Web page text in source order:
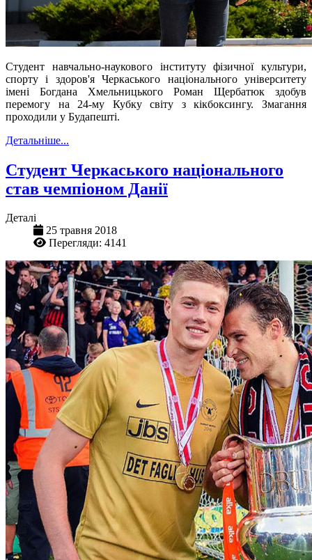
Студент навчально-наукового інститутуфізичної культури,
спорту і здоров'яЧеркаського національного університету
імені Богдана Хмельницького Роман Щербатюк здобув
перемогу на 24-му Кубку світу зкікбоксингу.Змагання
проходили у Будапешті.
Детальніше...
Студент Черкаського національного
став чемпіоном Данії
Деталі
25 травня 2018
Перегляди: 4141